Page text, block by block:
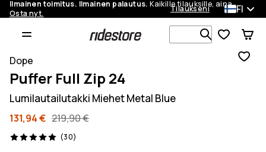
Ilmainen toimitus. Ilmainen palautus. Kaikille tilauksille, aina.
Osta nyt.
Tilaukseni FI
Etsi 1 000+
Dope
Puffer Full Zip 24
Lumilautailutakki Miehet Metal Blue
131,94 € 219,90 €
(30)
30 arvostelut, 5/5